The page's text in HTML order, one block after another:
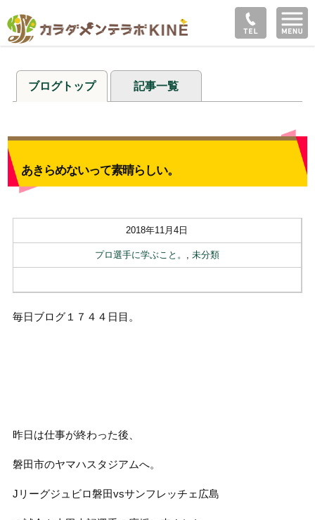
ブログトップ 記事一覧
あきらめないって素晴らしい。
2018年11月4日
プロ選手に学ぶこと。 , 未分類
毎日ブログ１７４４日目。
昨日は仕事が終わった後、
磐田市のヤマハスタジアムへ。
Jリーグジュビロ磐田vsサンフレッチェ広島